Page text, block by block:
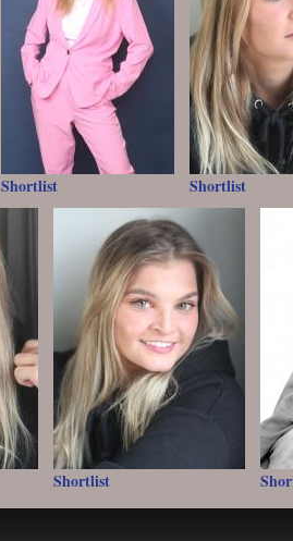
Shortlist Shortlist
Shortlist